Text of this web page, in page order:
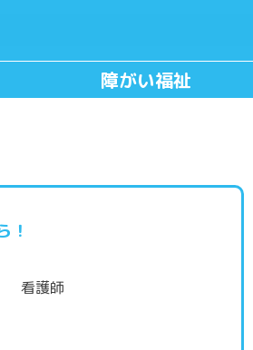
障がい福祉
！
看護師